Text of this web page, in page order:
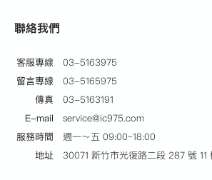
聯絡我們
客服專線
03-5163975
留言專線
03-5165975
傳真
03-5163191
E-mail
service@ic975.com
服務時間
週一～五 09:00~18:00
地址
30071 新竹市光復路二段 287 號 11